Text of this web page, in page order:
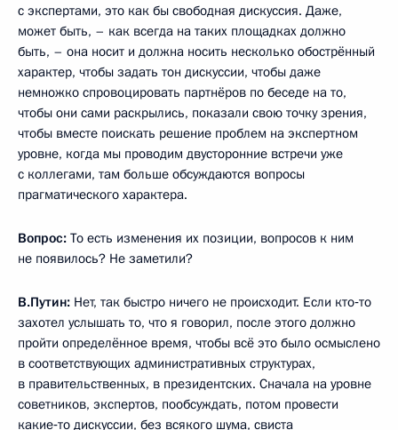
с экспертами, это как бы свободная дискуссия. Даже,
может быть, – как всегда на таких площадках должно
быть, – она носит и должна носить несколько обострённый
характер, чтобы задать тон дискуссии, чтобы даже
немножко спровоцировать партнёров по беседе на то,
чтобы они сами раскрылись, показали свою точку зрения,
чтобы вместе поискать решение проблем на экспертном
уровне, когда мы проводим двусторонние встречи уже
с коллегами, там больше обсуждаются вопросы
прагматического характера.
Вопрос: То есть изменения их позиции, вопросов к ним
не появилось? Не заметили?
В.Путин: Нет, так быстро ничего не происходит. Если кто‑то
захотел услышать то, что я говорил, после этого должно
пройти определённое время, чтобы всё это было осмыслено
в соответствующих административных структурах,
в правительственных, в президентских. Сначала на уровне
советников, экспертов, пообсуждать, потом провести
какие‑то дискуссии, без всякого шума, свиста